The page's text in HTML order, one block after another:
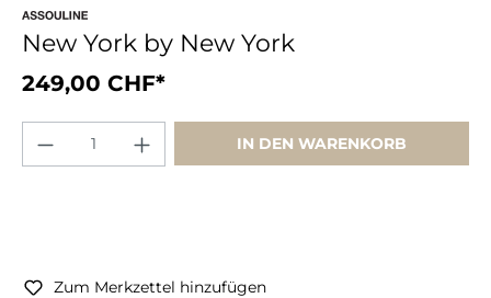
New York by New York
249,00 CHF*
IN DEN WARENKORB
Zum Merkzettel hinzufügen